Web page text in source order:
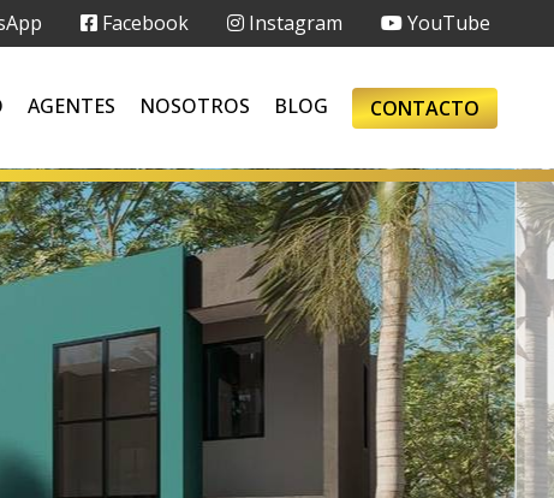
Facebook Instagram YouTube
AGENTES NOSOTROS BLOG CONTACTO